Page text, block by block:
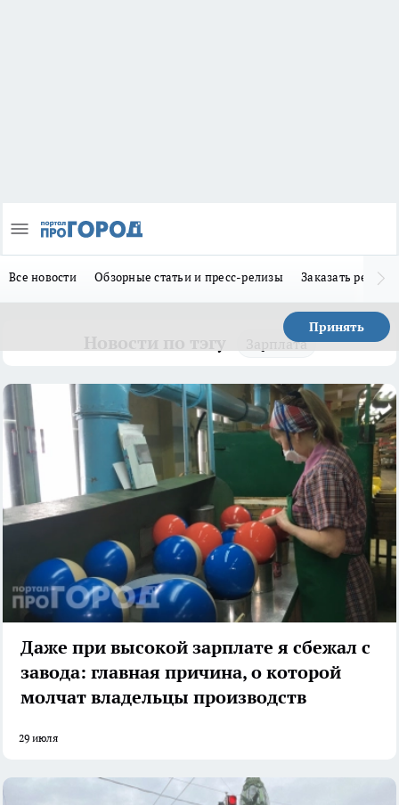
Все новости Обзорные статьи и пресс-релизы Заказать
Принять
Зарплата
Даже при высокой зарплате я сбежал с
завода: главная причина, о которой
молчат владельцы производств
29 июля